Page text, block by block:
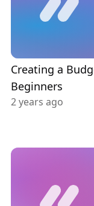
Creating a
Beginners
2 years ago